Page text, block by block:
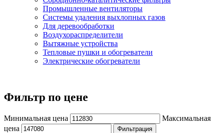
Промышленные вентиляторы
Системы удаления выхлопных газов
Для деревообработки
Воздухораспределители
Вытяжные устройства
Тепловые пушки и обогреватели
Электрические обогреватели
Фильтр по цене
Минимальная цена
Максимальная
цена
Фильтрация